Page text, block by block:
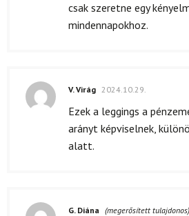
csak szeretne egy
mindennapokhoz.
V. Virág 2024.10.29.
Ezek a leggings a
arányt képviselnek,
alatt.
G. Diána (megerősített tulajdonos)